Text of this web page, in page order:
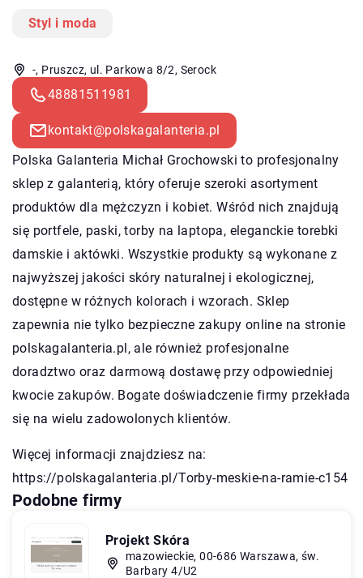
Styl i moda
-, Pruszcz, ul. Parkowa 8/2, Serock
48881511981
kontakt@polskagalanteria.pl
Polska Galanteria Michał Grochowski to profesjonalny
sklep z galanterią, który oferuje szeroki asortyment
produktów dla mężczyzn i kobiet. Wśród nich znajdują
się portfele, paski, torby na laptopa, eleganckie torebki
damskie i aktówki. Wszystkie produkty są wykonane z
najwyższej jakości skóry naturalnej i ekologicznej,
dostępne w różnych kolorach i wzorach. Sklep
zapewnia nie tylko bezpieczne zakupy online na stronie
polskagalanteria.pl, ale również profesjonalne
doradztwo oraz darmową dostawę przy odpowiedniej
kwocie zakupów. Bogate doświadczenie firmy przekłada
się na wielu zadowolonych klientów.
Więcej informacji znajdziesz na:
https://polskagalanteria.pl/Torby-meskie-na-ramie-c154
Podobne firmy
Projekt Skóra
mazowieckie, 00-686 Warszawa, św.
Barbary 4/U2